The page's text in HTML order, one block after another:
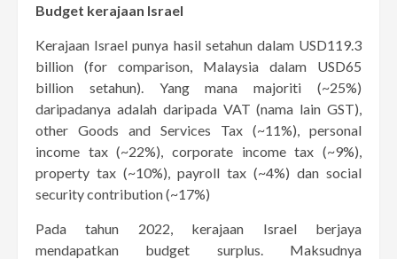
Budget kerajaan Israel
Kerajaan Israel punya hasil setahun dalam USD119.3
billion (for comparison, Malaysia dalam USD65
billion setahun). Yang mana majoriti (~25%)
daripadanya adalah daripada VAT (nama lain GST),
other Goods and Services Tax (~11%), personal
income tax (~22%), corporate income tax (~9%),
property tax (~10%), payroll tax (~4%) dan social
security contribution (~17%)
Pada tahun 2022, kerajaan Israel berjaya
mendapatkan budget surplus. Maksudnya